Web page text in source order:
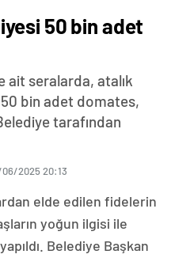
50 bin adet
ait seralarda, atalık
bin adet domates,
tarafından
2025 20:13
elde edilen fidelerin
yoğun ilgisi ile
Belediye Başkan